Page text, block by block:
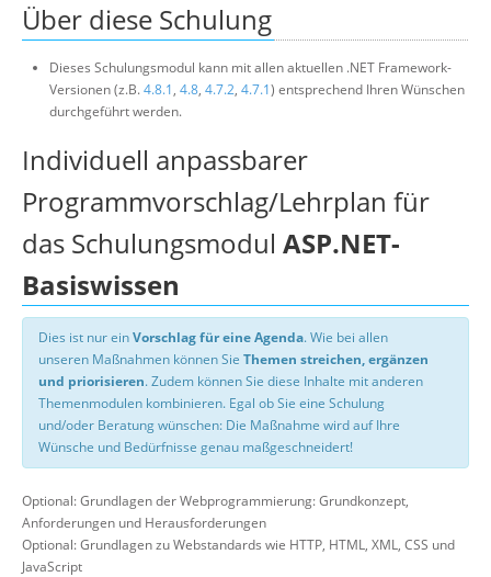
Über diese Schulung
Dieses Schulungsmodul kann mit allen aktuellen .NET Framework-
Versionen (z.B.4.8.1, 4.8, 4.7.2, 4.7.1) entsprechend Ihren Wünschen
durchgeführt werden.
Individuell anpassbarer
Programmvorschlag/Lehrplan für
das Schulungsmodul ASP.NET-
Basiswissen
Dies ist nur einVorschlag für eine Agenda. Wie bei allen
unseren Maßnahmen können Sie Themen streichen, ergänzen
und priorisieren. Zudem können Sie diese Inhalte mit anderen
Themenmodulen kombinieren. Egal ob Sie eine Schulung
und/oder Beratung wünschen: Die Maßnahme wird auf Ihre
Wünsche und Bedürfnisse genau maßgeschneidert!
Optional: Grundlagen der Webprogrammierung: Grundkonzept,
Anforderungen und Herausforderungen
Optional: Grundlagen zu Webstandards wie HTTP, HTML, XML, CSS und
JavaScript